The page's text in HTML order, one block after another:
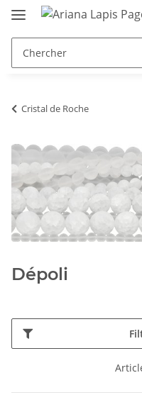
Cristal de Roche
Dépoli